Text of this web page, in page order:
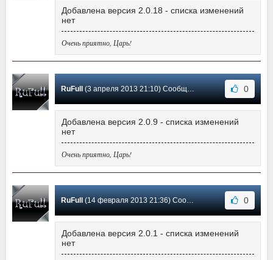
Добавлена версия 2.0.18 - списка изменений
нет
Очень приятно, Царь!
RuFull (3 апреля 2013 21:10) Сообщение #15 0
Добавлена версия 2.0.9 - списка изменений
нет
Очень приятно, Царь!
RuFull (14 февраля 2013 21:36) Сообщение #14 0
Добавлена версия 2.0.1 - списка изменений
нет